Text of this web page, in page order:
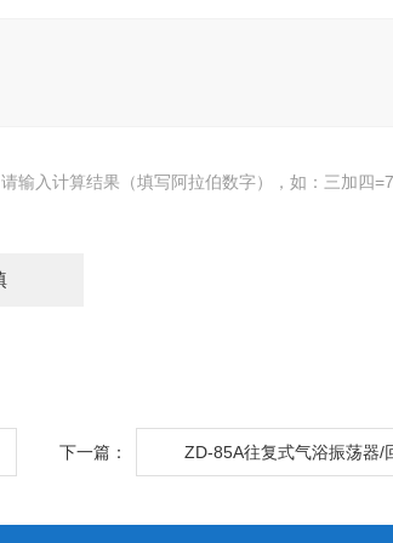
请输入计算结果（填写阿拉伯数字），如：三加四=7
下一篇： ZD-85A往复式气浴振荡器/